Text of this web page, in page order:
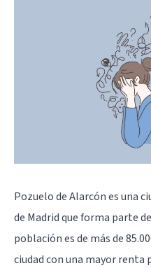
Pozuelo de Alarcón es una
de Madrid que forma parte
población es de más de
ciudad con una mayor renta